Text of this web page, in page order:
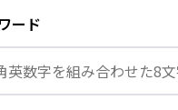
ード